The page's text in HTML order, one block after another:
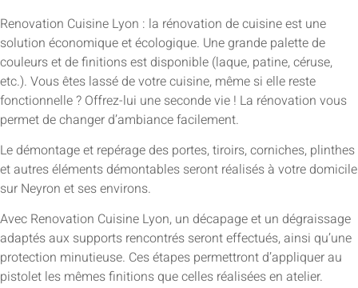
Renovation Cuisine Lyon : la rénovation de cuisine est une
solution économique et écologique. Une grande palette de
couleurs et de finitions est disponible (laque, patine, céruse,
etc.). Vous êtes lassé de votre cuisine, même si elle reste
fonctionnelle ? Offrez-lui une seconde vie ! La rénovation vous
permet de changer d’ambiance facilement.
Le démontage et repérage des portes, tiroirs, corniches, plinthes
et autres éléments démontables seront réalisés à votre domicile
sur Neyron et ses environs.
Avec Renovation Cuisine Lyon, un décapage et un dégraissage
adaptés aux supports rencontrés seront effectués, ainsi qu’une
protection minutieuse. Ces étapes permettront d’appliquer au
pistolet les mêmes finitions que celles réalisées en atelier.